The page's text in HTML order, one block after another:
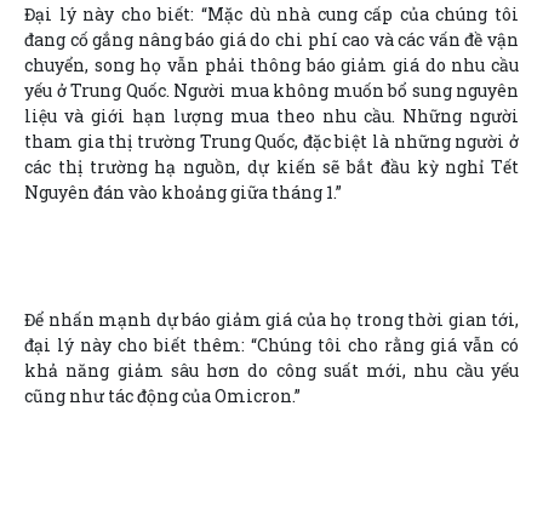
Đại lý này cho biết: “Mặc dù nhà cung cấp của chúng tôi
đang cố gắng nâng báo giá do chi phí cao và các vấn đề vận
chuyển, song họ vẫn phải thông báo giảm giá do nhu cầu
yếu ở Trung Quốc. Người mua không muốn bổ sung nguyên
liệu và giới hạn lượng mua theo nhu cầu. Những người
tham gia thị trường Trung Quốc, đặc biệt là những người ở
các thị trường hạ nguồn, dự kiến sẽ bắt đầu kỳ nghỉ Tết
Nguyên đán vào khoảng giữa tháng 1.”
Để nhấn mạnh dự báo giảm giá của họ trong thời gian tới,
đại lý này cho biết thêm: “Chúng tôi cho rằng giá vẫn có
khả năng giảm sâu hơn do công suất mới, nhu cầu yếu
cũng như tác động của Omicron.”